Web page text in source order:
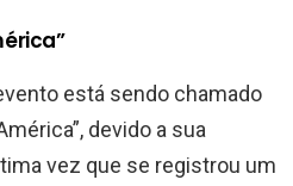
está sendo chamado
devido a sua
vez que se registrou um